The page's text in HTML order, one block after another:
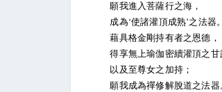
願我進入菩薩行之海，
成為‘使諸灌頂成熟’之法器。
藉具格金剛持有者之恩德，
得享無上瑜伽密續灌頂之甘
以及至尊女之加持；
願我成為禪修解脫道之法器